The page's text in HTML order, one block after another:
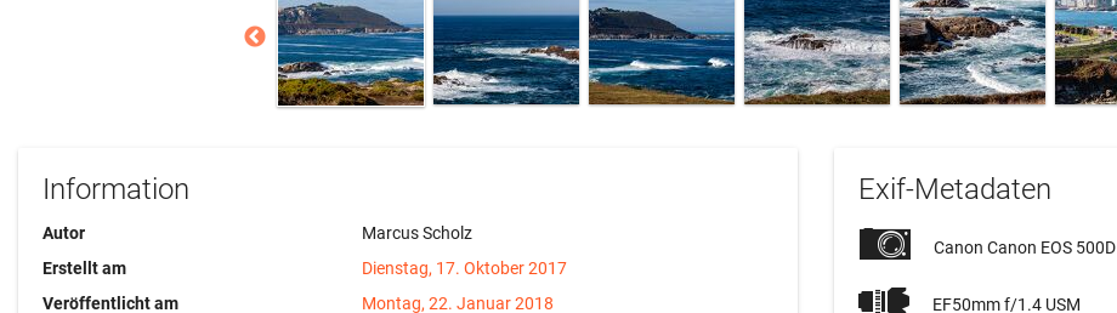
Information
Autor
Marcus Scholz
Erstellt am
Dienstag, 17. Oktober 2017
Veröffentlicht am
Montag, 22. Januar 2018
Exif-Metadaten
Canon Canon EOS 500D
EF50mm f/1.4 USM